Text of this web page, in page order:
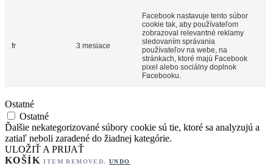
fr 3 mesiace
Facebook nastavuje tento súbor
cookie tak, aby používateľom
zobrazoval relevantné reklamy
sledovaním správania
používateľov na webe, na
stránkach, ktoré majú Facebook
pixel alebo sociálny doplnok
Facebooku.
Ostatné
Ostatné
Ďalšie nekategorizované súbory cookie sú tie, ktoré sa analyzujú a
zatiaľ neboli zaradené do žiadnej kategórie.
ULOŽIŤ A PRIJAŤ
KOŠÍKITEM REMOVED.UNDO